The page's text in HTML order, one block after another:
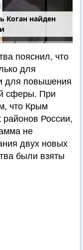
Коган найден
пояснил, что
для
для повышения
сферы. При
что Крым
районов России,
не
двух новых
были взяты